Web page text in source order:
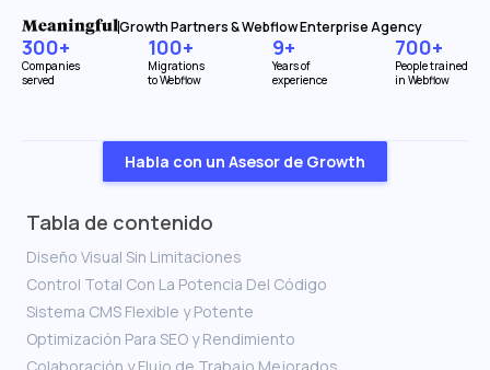
Growth Partners & Webflow Enterprise Agency
300+
Companies
served
100+
Migrations
to Webflow
9+
Years of
experience
700+
People trained
in Webflow
Habla con un Asesor de Growth
Tabla de contenido
Diseño Visual Sin Limitaciones
Control Total Con La Potencia Del Código
Sistema CMS Flexible y Potente
Optimización Para SEO y Rendimiento